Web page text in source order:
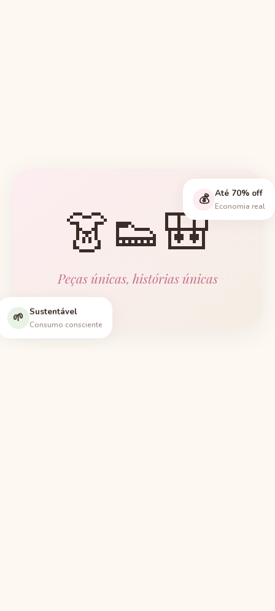
👗👟🎒
Peças únicas, histórias únicas
🌱 Sustentável
Consumo consciente
💰 Até 70% off
Economia real